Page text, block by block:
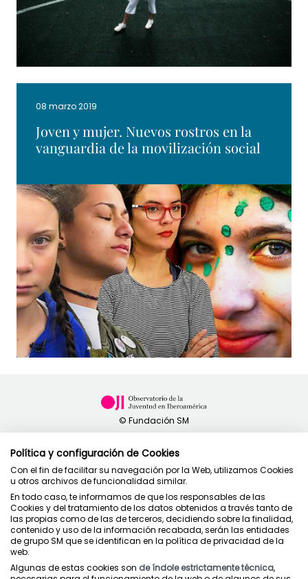
08 marzo 2019
Joven y mujer. Nuevos rostros en la
vanguardia de la movilización social
Política de privacidad
Condiciones de uso
Política de cookies
Política y configuración de Cookies
Con el fin de facilitar su navegación por la Web, utilizamos Cookies
u otros archivos de funcionalidad similar.
En todo caso, te informamos de que los responsables de las
Cookies y del tratamiento de los datos obtenidos a través tanto de
las propias como de las de terceros, decidiendo sobre la finalidad,
contenido y uso de la información recabada, serán las entidades
de grupo SM que se identifican en la política de privacidad de la
web.
Algunas de estas cookies son de índole estrictamente técnica,